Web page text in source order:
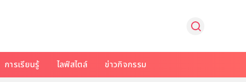
การเรียนรู้ ไลฟ์สไตล์ ข่าวกิจกรรม